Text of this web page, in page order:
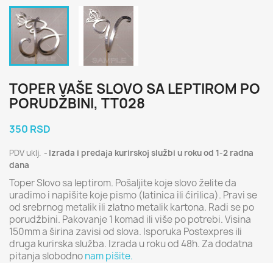
TOPER VAŠE SLOVO SA LEPTIROM PO
PORUDŽBINI, TT028
350 RSD
PDV uklj.
Izrada i predaja kurirskoj službi u roku od 1-2 radna
dana
Toper Slovo sa leptirom. Pošaljite koje slovo želite da
uradimo i napišite koje pismo (latinica ili ćirilica). Pravi se
od srebrnog metalik ili zlatno metalik kartona. Radi se po
porudžbini. Pakovanje 1 komad ili više po potrebi. Visina
150mm a širina zavisi od slova. Isporuka Postexpres ili
druga kurirska služba. Izrada u roku od 48h. Za dodatna
pitanja slobodnonam pišite.